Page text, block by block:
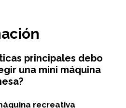
principales debo
una mini máquina
recreativa